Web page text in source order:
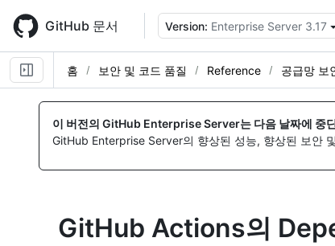
main
content
GitHub 문서 Version: Enterprise Server 3.17
홈 보안 및 코드 품질 Reference 공급망 보
이 버전의 GitHub Enterprise Server는 다음 날짜에 중
GitHub Enterprise Server의 향상된 성능, 향상된 보안
GitHub Actions의